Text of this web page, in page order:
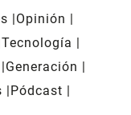
Opinión
Tecnología
Generación
Pódcast